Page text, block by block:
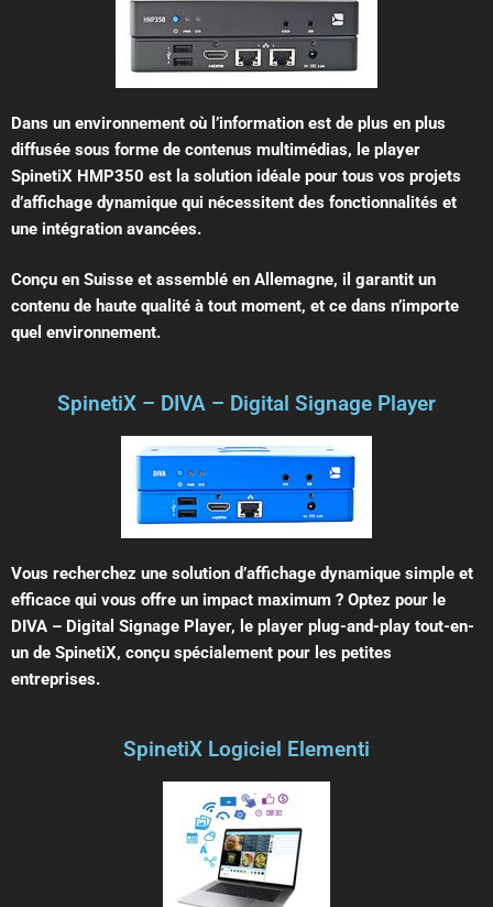
Dans un environnement où l’information est de plus en plus
diffusée sous forme de contenus multimédias, le player
SpinetiX HMP350 est la solution idéale pour tous vos projets
d’affichage dynamique qui nécessitent des fonctionnalités et
une intégration avancées.
Conçu en Suisse et assemblé en Allemagne, il garantit un
contenu de haute qualité à tout moment, et ce dans n’importe
quel environnement.
SpinetiX – DIVA – Digital Signage Player
Vous recherchez une solution d’affichage dynamique simple et
efficace qui vous offre un impact maximum ? Optez pour le
DIVA – Digital Signage Player, le player plug-and-play tout-en-
un de SpinetiX, conçu spécialement pour les petites
entreprises.
SpinetiX Logiciel Elementi